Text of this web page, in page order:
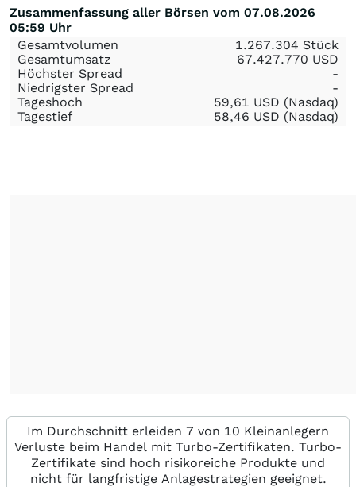
Zusammenfassung aller Börsen vom 07.08.2026
05:59 Uhr
Gesamtvolumen
1.267.304 Stück
Gesamtumsatz
67.427.770 USD
Höchster Spread
-
Niedrigster Spread
-
Tageshoch
59,61 USD (Nasdaq)
Tagestief
58,46 USD (Nasdaq)
Im Durchschnitt erleiden 7 von 10 Kleinanlegern
Verluste beim Handel mit Turbo-Zertifikaten. Turbo-
Zertifikate sind hoch risikoreiche Produkte und
nicht für langfristige Anlagestrategien geeignet.